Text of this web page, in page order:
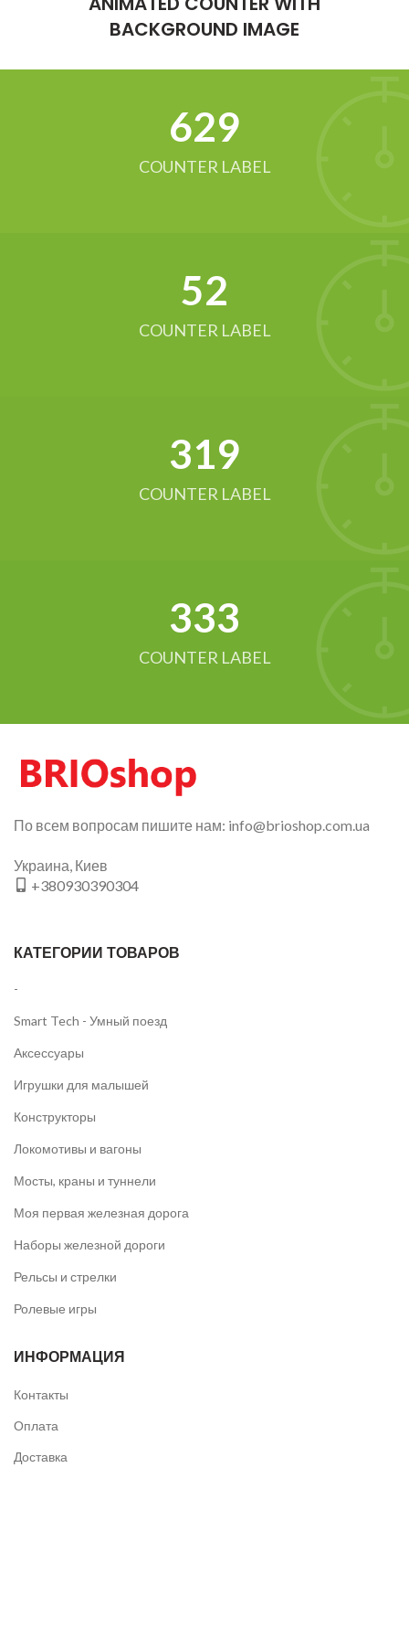
BACKGROUND IMAGE
634
COUNTER LABEL
52
COUNTER LABEL
321
COUNTER LABEL
342
COUNTER LABEL
По всем вопросам пишите нам: info@brioshop.com.ua
Украина, Киев
+380930390304
КАТЕГОРИИ ТОВАРОВ
-
Smart Tech - Умный поезд
Аксессуары
Игрушки для малышей
Конструкторы
Локомотивы и вагоны
Мосты, краны и туннели
Моя первая железная дорога
Наборы железной дороги
Рельсы и стрелки
Ролевые игры
ИНФОРМАЦИЯ
Контакты
Оплата
Доставка